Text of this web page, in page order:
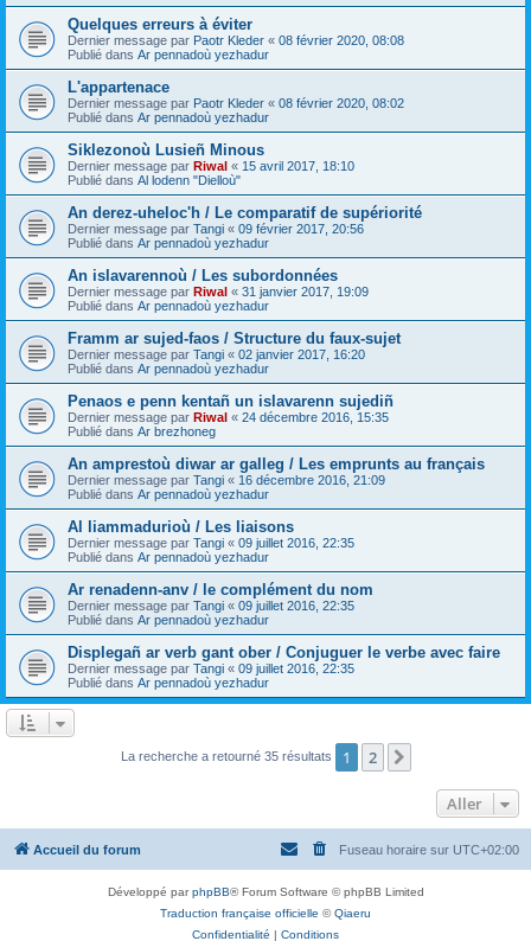
Quelques erreurs à éviter
Dernier message par Paotr Kleder « 08 février 2020, 08:08
Publié dans Ar pennadoù yezhadur
L'appartenace
Dernier message par Paotr Kleder « 08 février 2020, 08:02
Publié dans Ar pennadoù yezhadur
Siklezonoù Lusieñ Minous
Dernier message par Riwal « 15 avril 2017, 18:10
Publié dans Al lodenn "Dielloù"
An derez-uheloc'h / Le comparatif de supériorité
Dernier message par Tangi « 09 février 2017, 20:56
Publié dans Ar pennadoù yezhadur
An islavarennoù / Les subordonnées
Dernier message par Riwal « 31 janvier 2017, 19:09
Publié dans Ar pennadoù yezhadur
Framm ar sujed-faos / Structure du faux-sujet
Dernier message par Tangi « 02 janvier 2017, 16:20
Publié dans Ar pennadoù yezhadur
Penaos e penn kentañ un islavarenn sujediñ
Dernier message par Riwal « 24 décembre 2016, 15:35
Publié dans Ar brezhoneg
An amprestoù diwar ar galleg / Les emprunts au français
Dernier message par Tangi « 16 décembre 2016, 21:09
Publié dans Ar pennadoù yezhadur
Al liammadurioù / Les liaisons
Dernier message par Tangi « 09 juillet 2016, 22:35
Publié dans Ar pennadoù yezhadur
Ar renadenn-anv / le complément du nom
Dernier message par Tangi « 09 juillet 2016, 22:35
Publié dans Ar pennadoù yezhadur
Displegañ ar verb gant ober / Conjuguer le verbe avec faire
Dernier message par Tangi « 09 juillet 2016, 22:35
Publié dans Ar pennadoù yezhadur
La recherche a retourné 35 résultats 1 2
Aller
Accueil du forum Fuseau horaire sur UTC+02:00
Développé parphpBB® Forum Software © phpBB Limited
Traduction française officielle ©Qiaeru
Confidentialité | Conditions